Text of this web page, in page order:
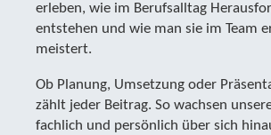
erleben, wie im Berufsalltag
entstehen und wie man sie im Team
meistert.
Ob Planung, Umsetzung oder
zählt jeder Beitrag. So wachsen
fachlich und persönlich über sich